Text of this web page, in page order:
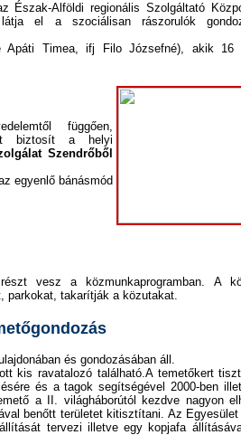
Észak-Alföldi regionális Szolgáltató
látja el a szociálisan rászorulók
Apáti Timea, ifj Filo Józsefné), akik 16
függően,
biztosít a helyi
Szendrőből
egyenlő bánásmód
vesz a közmunkaprogramban. A
parkokat, takarítják a közutakat.
és gondozásában áll.
kis ravatalozó található.A temetőkert
és a tagok segítségével 2000-ben
a II. világháborútól kezdve nagyon
benőtt területet kitisztítani. Az
tervezi illetve egy kopjafa